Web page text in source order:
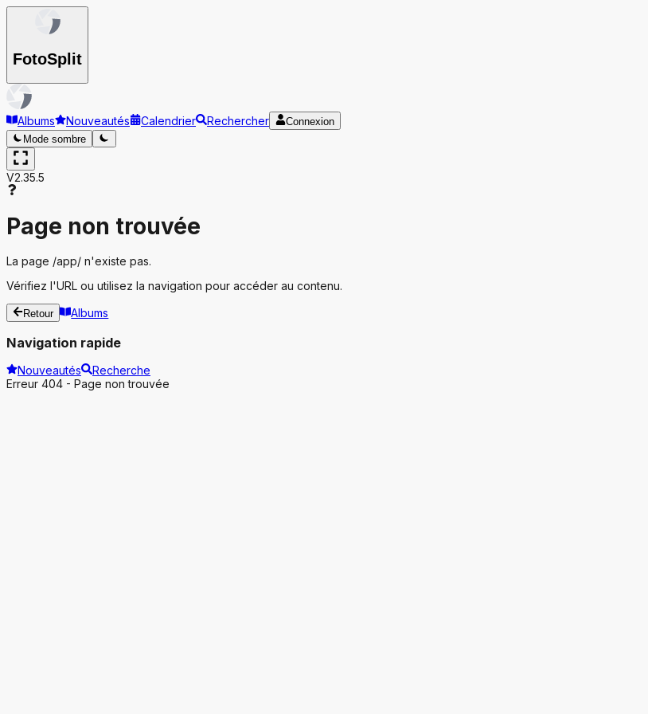
FotoSplit
Albums Nouveautés Calendrier Rechercher
Connexion
Mode sombre
V2.35.5
Page non trouvée
La page /app/ n'existe pas.
Vérifiez l'URL ou utilisez la navigation pour accéder au contenu.
Retour Albums
Navigation rapide
Nouveautés
Recherche
Erreur 404 - Page non trouvée